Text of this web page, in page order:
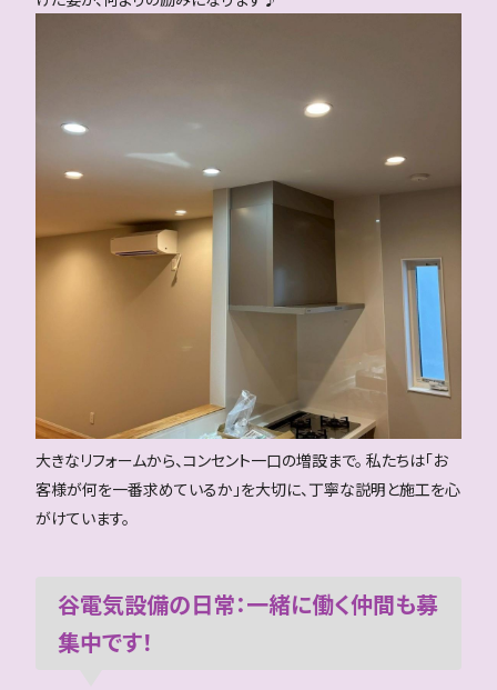
大きなリフォームから、コンセント一口の増設まで。 私たちは「お
客様が何を一番求めているか」を大切に、丁寧な説明と施工を心
がけています。
谷電気設備の日常：一緒に働く仲間も募
集中です！